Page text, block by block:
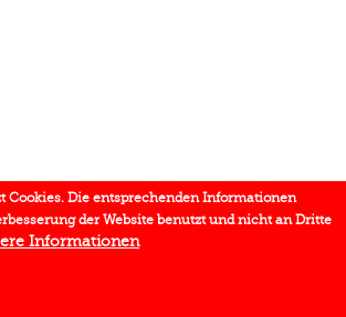
Cookies. Die entsprechenden Informationen
der Website benutzt und nicht an Dritte
Informationen